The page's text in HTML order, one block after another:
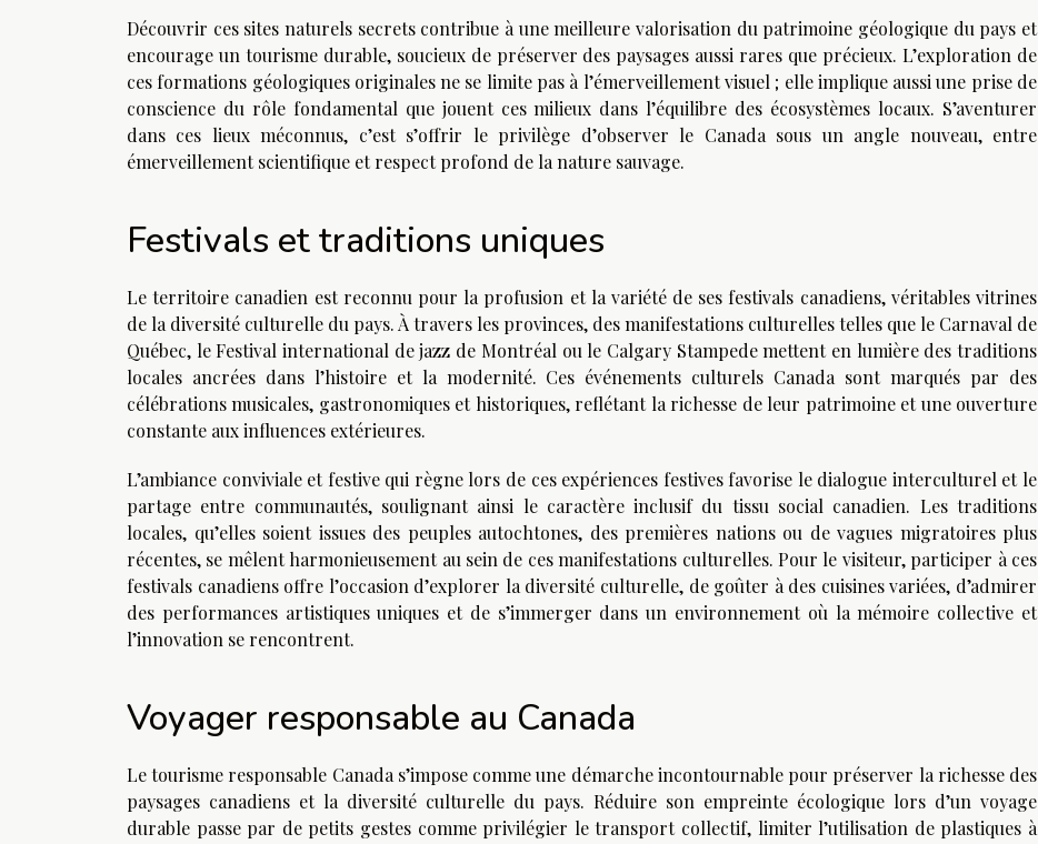
Découvrir ces sites naturels secrets contribue à une meilleure valorisation du patrimoine géologique du pays et
encourage un tourisme durable, soucieux de préserver des paysages aussi rares que précieux. L’exploration de
ces formations géologiques originales ne se limite pas à l’émerveillement visuel ; elle implique aussi une prise de
conscience du rôle fondamental que jouent ces milieux dans l’équilibre des écosystèmes locaux. S’aventurer
dans ces lieux méconnus, c’est s’offrir le privilège d’observer le Canada sous un angle nouveau, entre
émerveillement scientifique et respect profond de la nature sauvage.
Festivals et traditions uniques
Le territoire canadien est reconnu pour la profusion et la variété de ses festivals canadiens, véritables vitrines
de la diversité culturelle du pays. À travers les provinces, des manifestations culturelles telles que le Carnaval de
Québec, le Festival international de jazz de Montréal ou le Calgary Stampede mettent en lumière des traditions
locales ancrées dans l’histoire et la modernité. Ces événements culturels Canada sont marqués par des
célébrations musicales, gastronomiques et historiques, reflétant la richesse de leur patrimoine et une ouverture
constante aux influences extérieures.
L’ambiance conviviale et festive qui règne lors de ces expériences festives favorise le dialogue interculturel et le
partage entre communautés, soulignant ainsi le caractère inclusif du tissu social canadien. Les traditions
locales, qu’elles soient issues des peuples autochtones, des premières nations ou de vagues migratoires plus
récentes, se mêlent harmonieusement au sein de ces manifestations culturelles. Pour le visiteur, participer à ces
festivals canadiens offre l’occasion d’explorer la diversité culturelle, de goûter à des cuisines variées, d’admirer
des performances artistiques uniques et de s’immerger dans un environnement où la mémoire collective et
l’innovation se rencontrent.
Voyager responsable au Canada
Le tourisme responsable Canada s’impose comme une démarche incontournable pour préserver la richesse des
paysages canadiens et la diversité culturelle du pays. Réduire son empreinte écologique lors d’un voyage
durable passe par de petits gestes comme privilégier le transport collectif, limiter l’utilisation de plastiques à